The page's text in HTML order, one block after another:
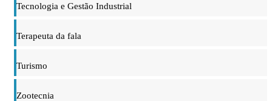
Tecnologia e Gestão Industrial
Terapeuta da fala
Turismo
Zootecnia